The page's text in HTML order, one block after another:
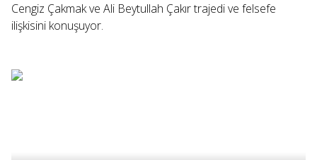
Cengiz Çakmak ve Ali Beytullah Çakır trajedi ve felsefe
ilişkisini konuşuyor.